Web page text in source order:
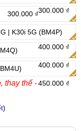
300.000 ₫
300.000 ₫
| K30i 5G (BM4P)
400.000 ₫
400.000 ₫
450.000 ₫
thay thế -
)